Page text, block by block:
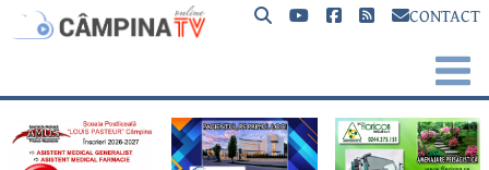
CONTACT